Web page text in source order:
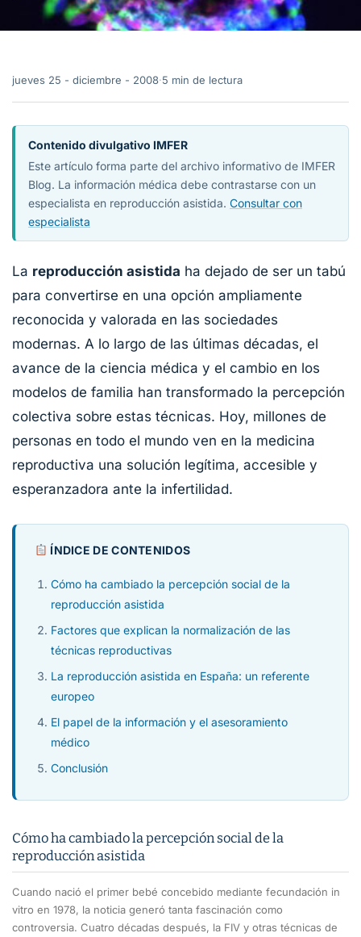
jueves 25 - diciembre - 2008·5 min de lectura
Contenido divulgativo IMFER
Este artículo forma parte del archivo informativo de IMFER
Blog. La información médica debe contrastarse con un
especialista en reproducción asistida. Consultar con
especialista
La reproducción asistida ha dejado de ser un tabú
para convertirse en una opción ampliamente
reconocida y valorada en las sociedades
modernas. A lo largo de las últimas décadas, el
avance de la ciencia médica y el cambio en los
modelos de familia han transformado la percepción
colectiva sobre estas técnicas. Hoy, millones de
personas en todo el mundo ven en la medicina
reproductiva una solución legítima, accesible y
esperanzadora ante la infertilidad.
ÍNDICE DE CONTENIDOS
Cómo ha cambiado la percepción social de la
reproducción asistida
Factores que explican la normalización de las
técnicas reproductivas
La reproducción asistida en España: un referente
europeo
El papel de la información y el asesoramiento
médico
Conclusión
Cómo ha cambiado la percepción social de la
reproducción asistida
Cuando nació el primer bebé concebido mediante fecundación in
vitro en 1978, la noticia generó tanta fascinación como
controversia. Cuatro décadas después, la FIV y otras técnicas de